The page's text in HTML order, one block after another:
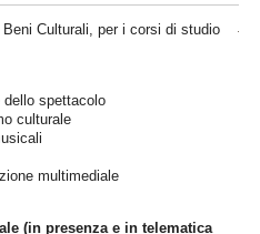
Culturali, per i corsi di studio
spettacolo
culturale
multimediale
(in presenza e in telematica